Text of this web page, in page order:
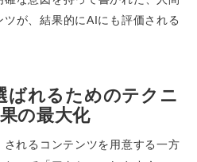
が、結果的にAIにも評価される
ばれるためのテクニ
の最大化
れるコンテンツを用意する一方